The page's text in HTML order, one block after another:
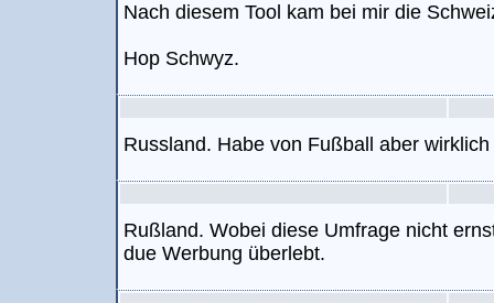
Nach diesem Tool kam bei mir die
Hop Schwyz.
Russland. Habe von Fußball aber
Rußland. Wobei diese Umfrage nicht
due Werbung überlebt.